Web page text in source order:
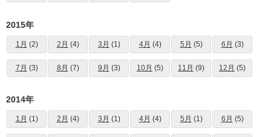
2015年
1月 (2) 2月 (4) 3月 (1) 4月 (4) 5月 (5) 6月 (3)
7月 (3) 8月 (7) 9月 (3) 10月 (5) 11月 (9) 12月 (5)
2014年
1月 (1) 2月 (4) 3月 (1) 4月 (4) 5月 (1) 6月 (5)